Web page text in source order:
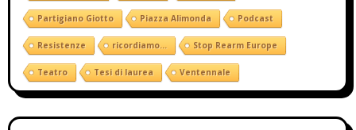
Partigiano Giotto Piazza Alimonda Podcast
Resistenze ricordiamo... Stop Rearm Europe
Teatro Tesi di laurea Ventennale